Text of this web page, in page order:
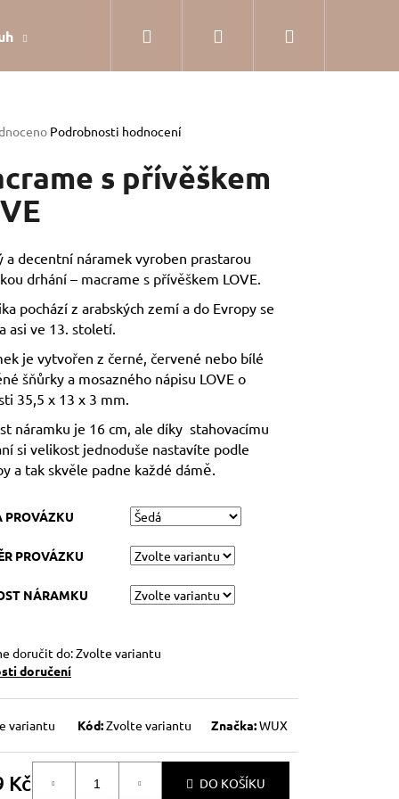
Dárkové balení Hodnocení obchodu
Přihlášení
Podrobnosti hodnocení
s přívěškem
a decentní náramek vyroben prastarou
drhání – macrame s přívěškem LOVE.
pochází z arabských zemí a do Evropy se
asi ve 13. století.
je vytvořen z černé, červené nebo bílé
šňůrky a mosazného nápisu LOVE o
35,5 x 13 x 3 mm.
náramku je 16 cm, ale díky stahovacímu
si velikost jednoduše nastavíte podle
a tak skvěle padne každé dámě.
PROVÁZKU
PROVÁZKU
NÁRAMKU
doručit do:Zvolte variantu
doručení
variantu Kód:Zvolte variantu Značka:WUX
Kč DO KOŠÍKU